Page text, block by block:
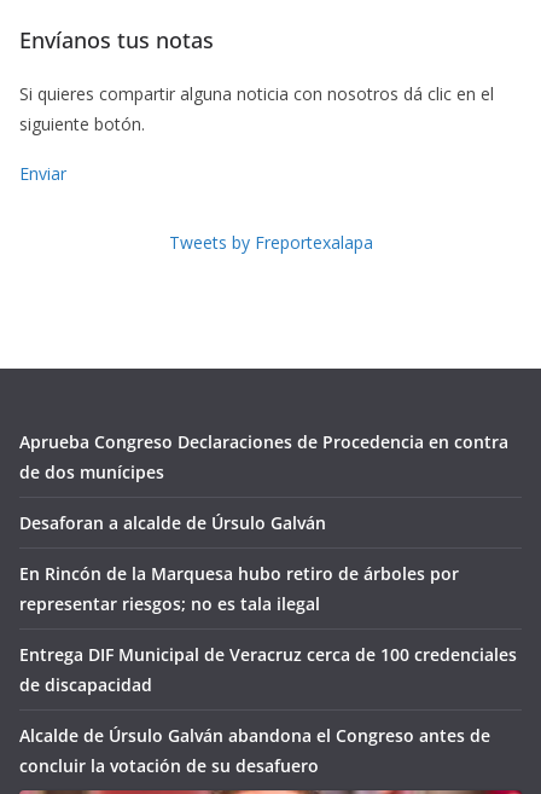
Envíanos tus notas
Si quieres compartir alguna noticia con nosotros dá clic en el
siguiente botón.
Enviar
Tweets by Freportexalapa
Aprueba Congreso Declaraciones de Procedencia en contra
de dos munícipes
Desaforan a alcalde de Úrsulo Galván
En Rincón de la Marquesa hubo retiro de árboles por
representar riesgos; no es tala ilegal
Entrega DIF Municipal de Veracruz cerca de 100 credenciales
de discapacidad
Alcalde de Úrsulo Galván abandona el Congreso antes de
concluir la votación de su desafuero